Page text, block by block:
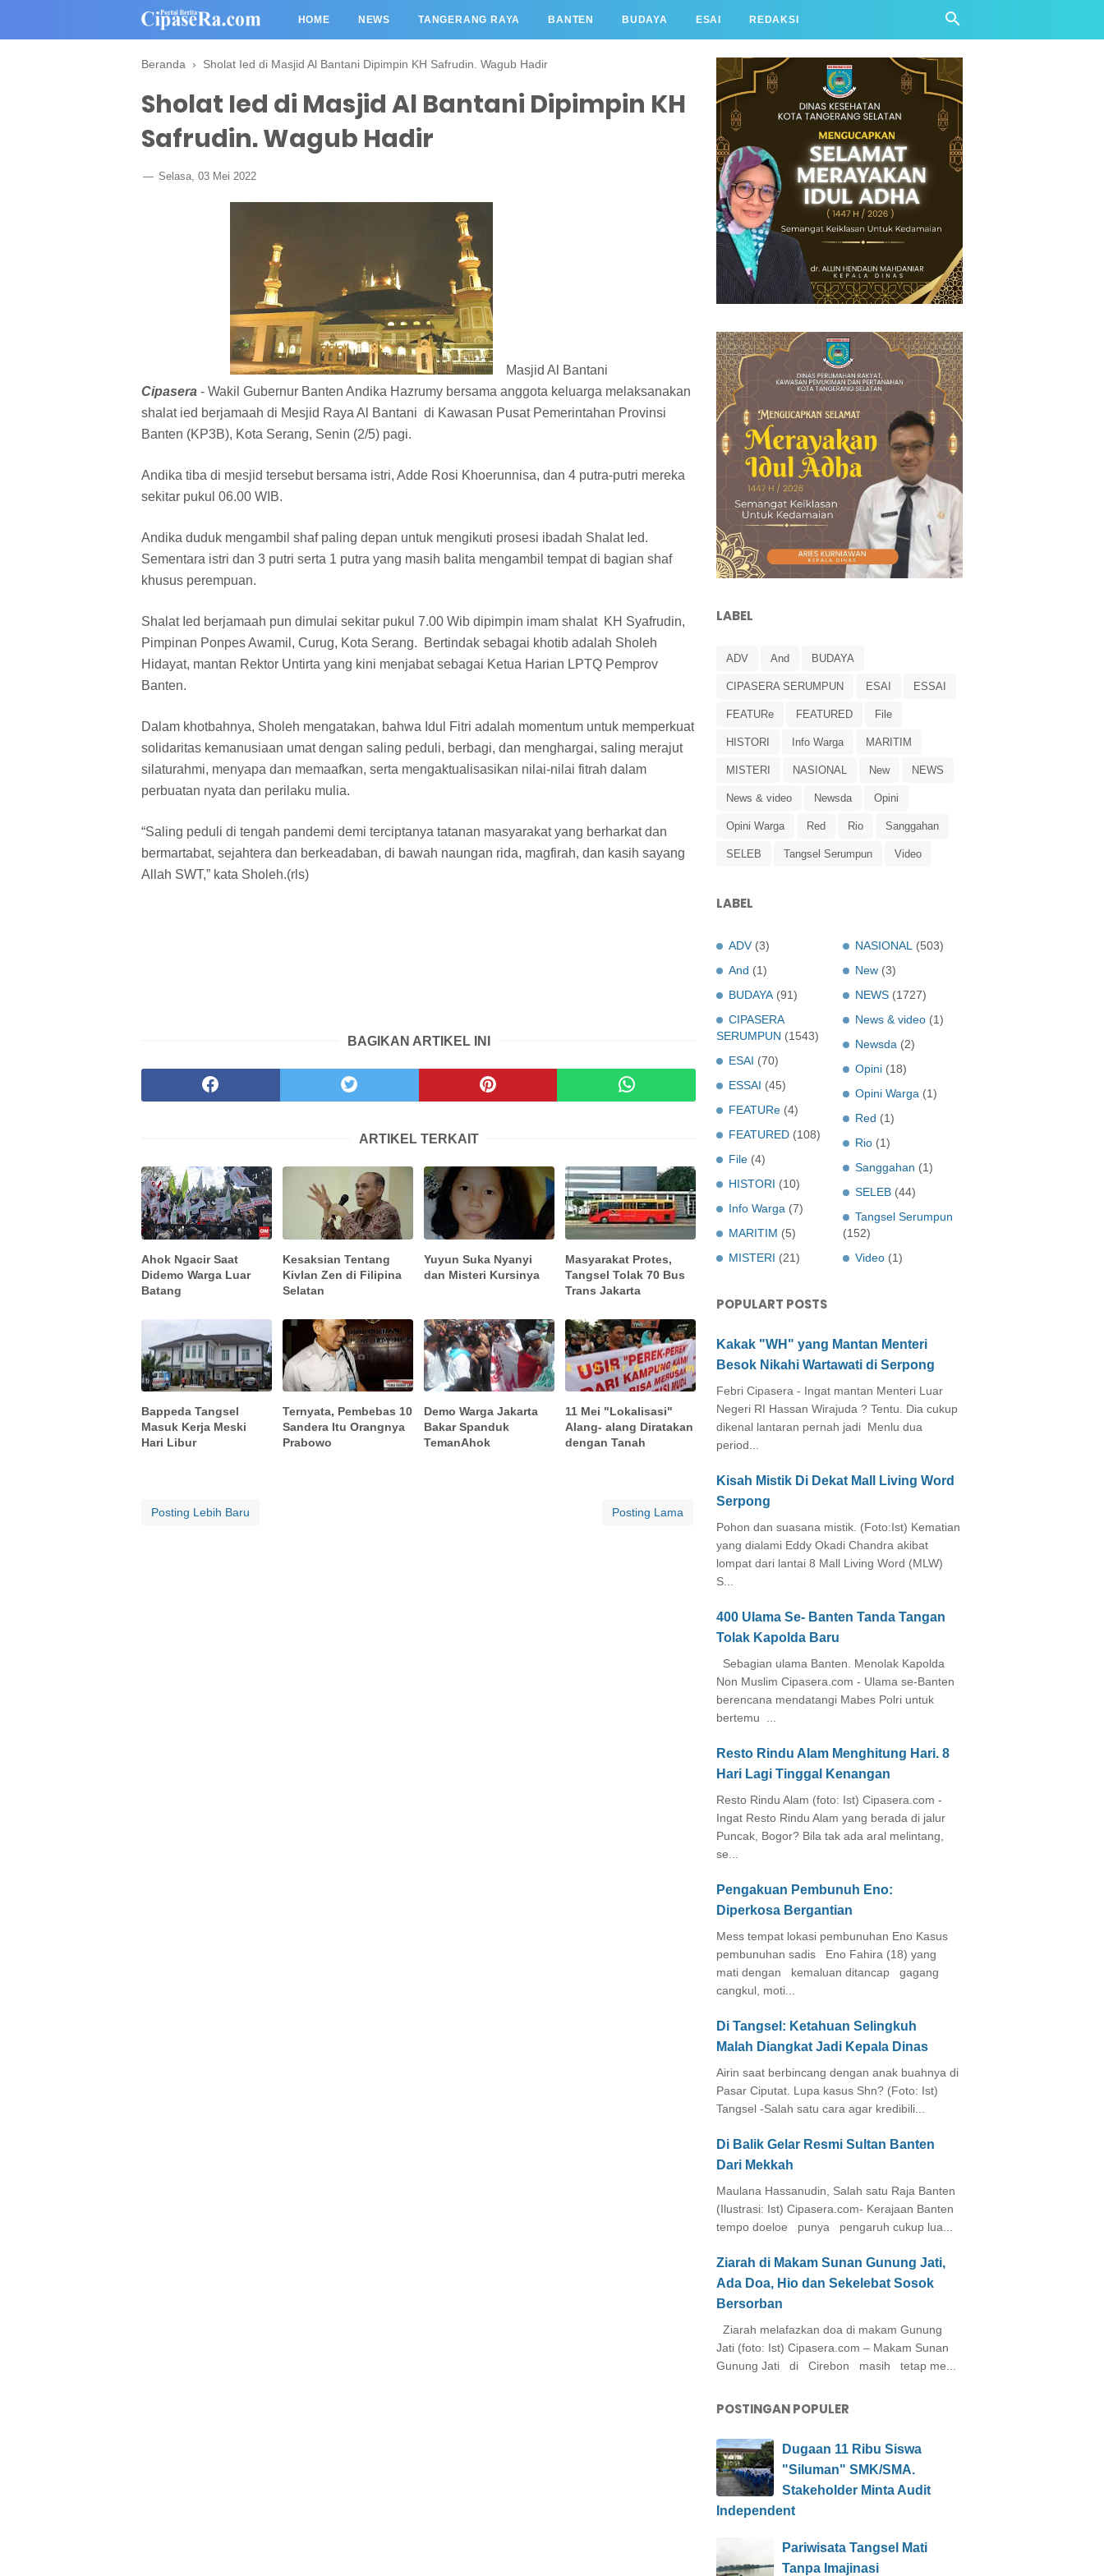
HOME NEWS TANGERANG RAYA BANTEN BUDAYA ESAI REDAKSI
Beranda › Sholat Ied di Masjid Al Bantani Dipimpin KH Safrudin. Wagub Hadir
Sholat Ied di Masjid Al Bantani Dipimpin KH
Safrudin. Wagub Hadir
Selasa, 03 Mei 2022
Masjid Al Bantani
Cipasera - Wakil Gubernur Banten Andika Hazrumy bersama anggota keluarga melaksanakan
shalat ied berjamaah di Mesjid Raya Al Bantani di Kawasan Pusat Pemerintahan Provinsi
Banten (KP3B), Kota Serang, Senin (2/5) pagi.
Andika tiba di mesjid tersebut bersama istri, Adde Rosi Khoerunnisa, dan 4 putra-putri mereka
sekitar pukul 06.00 WIB.
Andika duduk mengambil shaf paling depan untuk mengikuti prosesi ibadah Shalat Ied.
Sementara istri dan 3 putri serta 1 putra yang masih balita mengambil tempat di bagian shaf
khusus perempuan.
Shalat Ied berjamaah pun dimulai sekitar pukul 7.00 Wib dipimpin imam shalat KH Syafrudin,
Pimpinan Ponpes Awamil, Curug, Kota Serang. Bertindak sebagai khotib adalah Sholeh
Hidayat, mantan Rektor Untirta yang kini menjabat sebagai Ketua Harian LPTQ Pemprov
Banten.
Dalam khotbahnya, Sholeh mengatakan, bahwa Idul Fitri adalah momentum untuk memperkuat
solidaritas kemanusiaan umat dengan saling peduli, berbagi, dan menghargai, saling merajut
silaturahmi, menyapa dan memaafkan, serta mengaktualisasikan nilai-nilai fitrah dalam
perbuatan nyata dan perilaku mulia.
“Saling peduli di tengah pandemi demi terciptanya tatanan masyarakat yang berharkat dan
bermartabat, sejahtera dan berkeadaban, di bawah naungan rida, magfirah, dan kasih sayang
Allah SWT,” kata Sholeh.(rls)
BAGIKAN ARTIKEL INI
ARTIKEL TERKAIT
Ahok Ngacir Saat
Didemo Warga Luar
Batang
Kesaksian Tentang
Kivlan Zen di Filipina
Selatan
Yuyun Suka Nyanyi
dan Misteri Kursinya
Masyarakat Protes,
Tangsel Tolak 70 Bus
Trans Jakarta
Bappeda Tangsel
Masuk Kerja Meski
Hari Libur
Ternyata, Pembebas 10
Sandera Itu Orangnya
Prabowo
Demo Warga Jakarta
Bakar Spanduk
TemanAhok
11 Mei "Lokalisasi"
Alang- alang Diratakan
dengan Tanah
Posting Lebih Baru Posting Lama
LABEL
ADV And BUDAYA
CIPASERA SERUMPUN ESAI ESSAI
FEATURe FEATURED File
HISTORI Info Warga MARITIM
MISTERI NASIONAL New NEWS
News & video Newsda Opini
Opini Warga Red Rio Sanggahan
SELEB Tangsel Serumpun Video
LABEL
ADV (3)
And (1)
BUDAYA (91)
CIPASERA
SERUMPUN (1543)
ESAI (70)
ESSAI (45)
FEATURe (4)
FEATURED (108)
File (4)
HISTORI (10)
Info Warga (7)
MARITIM (5)
MISTERI (21)
NASIONAL
(503)
New (3)
NEWS (1727)
News & video (1)
Newsda (2)
Opini (18)
Opini Warga (1)
Red (1)
Rio (1)
Sanggahan (1)
SELEB (44)
Tangsel Serumpun
(152)
Video (1)
POPULART POSTS
Kakak "WH" yang Mantan Menteri
Besok Nikahi Wartawati di Serpong
Febri Cipasera - Ingat mantan Menteri Luar
Negeri RI Hassan Wirajuda ? Tentu. Dia cukup
dikenal lantaran pernah jadi Menlu dua
period...
Kisah Mistik Di Dekat Mall Living Word
Serpong
Pohon dan suasana mistik. (Foto:Ist) Kematian
yang dialami Eddy Okadi Chandra akibat
lompat dari lantai 8 Mall Living Word (MLW)
S...
400 Ulama Se- Banten Tanda Tangan
Tolak Kapolda Baru
Sebagian ulama Banten. Menolak Kapolda
Non Muslim Cipasera.com - Ulama se-Banten
berencana mendatangi Mabes Polri untuk
bertemu ...
Resto Rindu Alam Menghitung Hari. 8
Hari Lagi Tinggal Kenangan
Resto Rindu Alam (foto: Ist) Cipasera.com -
Ingat Resto Rindu Alam yang berada di jalur
Puncak, Bogor? Bila tak ada aral melintang,
se...
Pengakuan Pembunuh Eno:
Diperkosa Bergantian
Mess tempat lokasi pembunuhan Eno Kasus
pembunuhan sadis Eno Fahira (18) yang
mati dengan kemaluan ditancap gagang
cangkul, moti...
Di Tangsel: Ketahuan Selingkuh
Malah Diangkat Jadi Kepala Dinas
Airin saat berbincang dengan anak buahnya di
Pasar Ciputat. Lupa kasus Shn? (Foto: Ist)
Tangsel -Salah satu cara agar kredibili...
Di Balik Gelar Resmi Sultan Banten
Dari Mekkah
Maulana Hassanudin, Salah satu Raja Banten
(Ilustrasi: Ist) Cipasera.com- Kerajaan Banten
tempo doeloe punya pengaruh cukup lua...
Ziarah di Makam Sunan Gunung Jati,
Ada Doa, Hio dan Sekelebat Sosok
Bersorban
Ziarah melafazkan doa di makam Gunung
Jati (foto: Ist) Cipasera.com – Makam Sunan
Gunung Jati di Cirebon masih tetap me...
POSTINGAN POPULER
Dugaan 11 Ribu Siswa
"Siluman" SMK/SMA.
Stakeholder Minta Audit
Independent
Pariwisata Tangsel Mati
Tanpa Imajinasi